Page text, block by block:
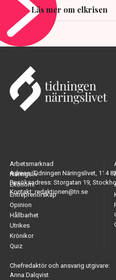
Läs mer om elkrisen
Adress: Tidningen Näringslivet, 114
Besöksadress: Storgatan 19,
Kontakt: redaktionen@tn.se
Arbetsmarknad
Näringsliv
Ekonomi
Entreprenörskap
Opinion
Hållbarhet
Utrikes
Krönikor
Quiz
Chefredaktör och ansvarig utgivare:
Anna Dalqvist